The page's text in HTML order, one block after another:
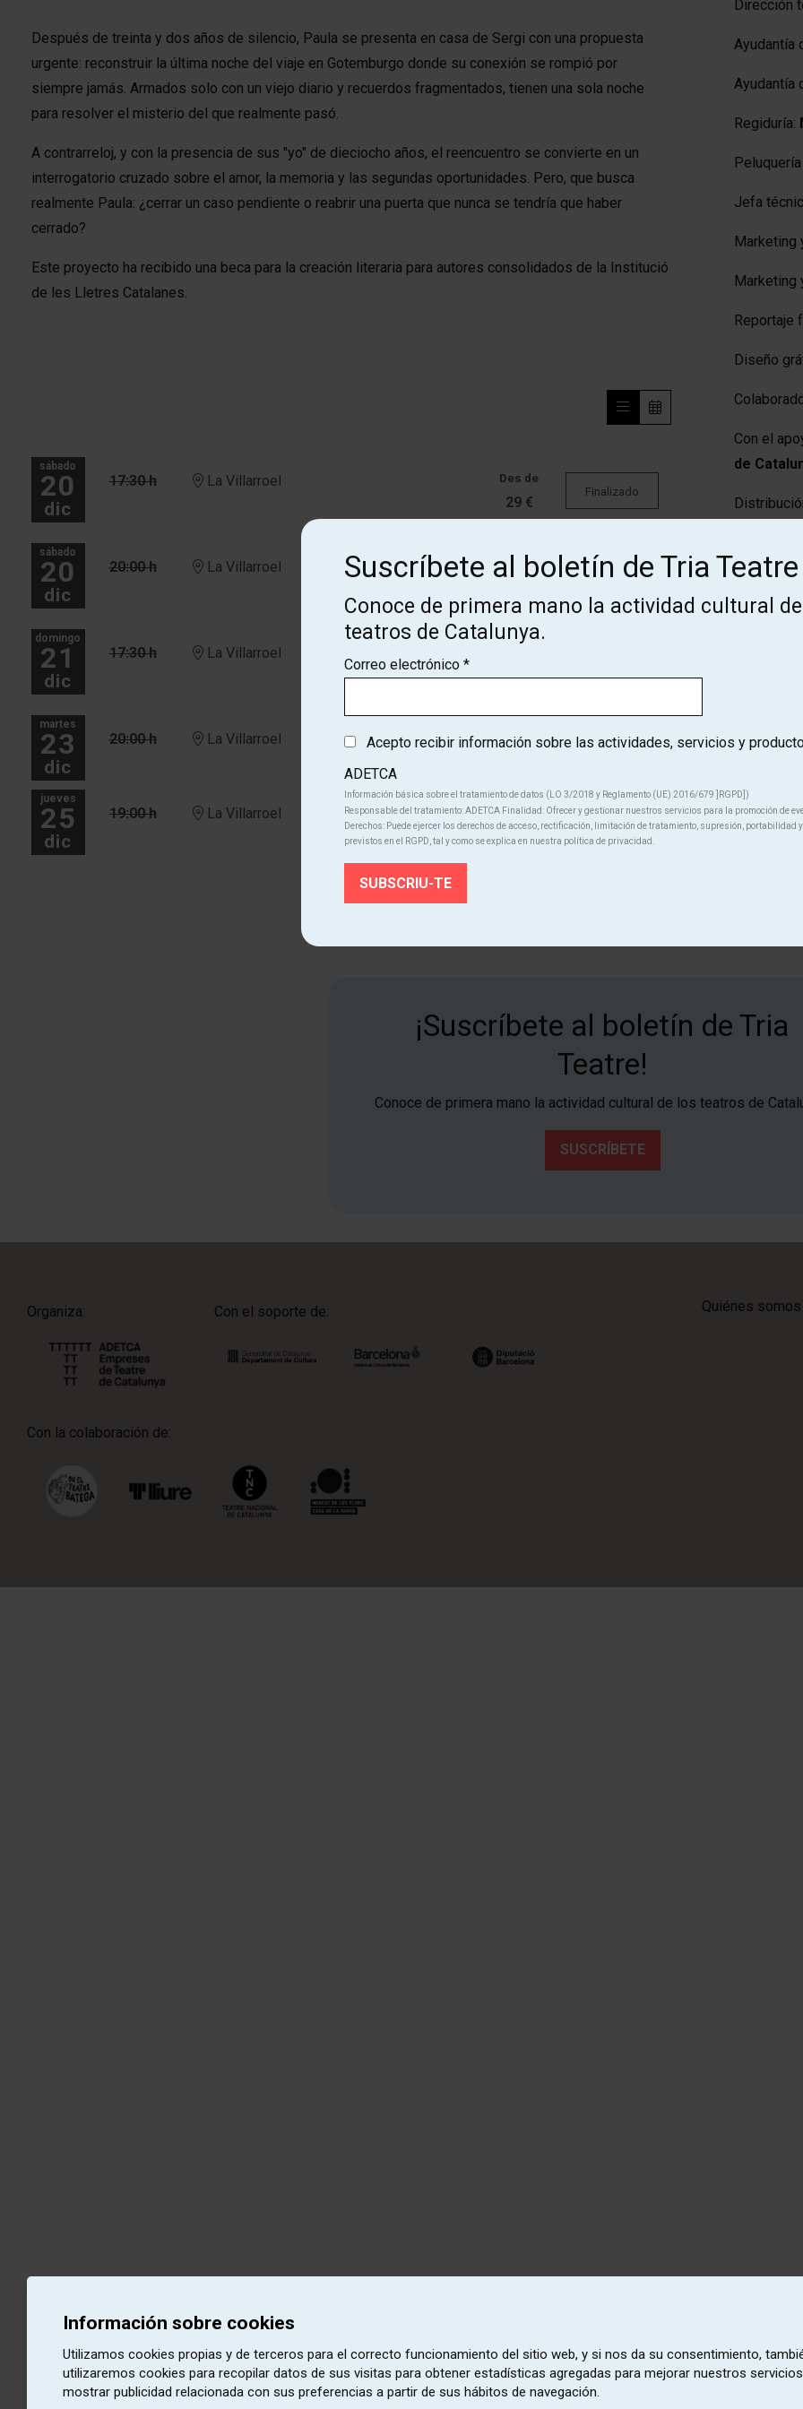
Dirección
Ayudantía
Ayudantía
Regiduría:
Jefa
Marketing
Marketing
Reportaje
Diseño
Con el
de
Después de treinta y dos años de silencio, Paula se presenta en casa de Sergi con una propuesta
urgente: reconstruir la última noche del viaje en Gotemburgo donde su conexión se rompió por
siempre jamás. Armados solo con un viejo diario y recuerdos fragmentados, tienen una sola noche
para resolver el misterio del que realmente pasó.
A contrarreloj, y con la presencia de sus "yo" de dieciocho años, el reencuentro se convierte en un
interrogatorio cruzado sobre el amor, la memoria y las segundas oportunidades. Pero, que busca
realmente Paula: ¿cerrar un caso pendiente o reabrir una puerta que nunca se tendría que haber
cerrado?
Este proyecto ha recibido una beca para la creación literaria para autores consolidados de la Institució
de les Lletres Catalanes.
sábado
20
dic
17:30 h La Villarroel Des de
29 €
Finalizado
sábado
20
dic
20:00 h La Villarroel Des de
Finalizado
domingo
21
dic
17:30 h La Villarroel
29 €
martes
23
dic
20:00 h La Villarroel
Gratuito Finalizado
jueves
25
dic
19:00 h La Villarroel Des de
21.75 €
Finalizado
Más fechas
¡Suscríbete al boletín de Tria
Teatre!
Conoce de primera mano la actividad cultural de los teatros de
SUSCRÍBETE
Organiza: Con el soporte de:
Con la colaboración de:
Quiénes somos
Suscríbete al boletín de Tria Teatre
Conoce de primera mano la actividad cultural
teatros de Catalunya.
Correo electrónico *
Acepto recibir información sobre las actividades, servicios y
ADETCA
Información básica sobre el tratamiento de datos (LO 3/2018 y Reglamento (UE) 2016/679 ]RGPD])
Responsable del tratamiento: ADETCA Finalidad: Ofrecer y gestionar nuestros servicios para la promoción de
Derechos: Puede ejercer los derechos de acceso, rectificación, limitación de tratamiento, supresión, portabilidad y
previstos en el RGPD, tal y como se explica en nuestra política de privacidad.
Información sobre cookies
Utilizamos cookies propias y de terceros para el correcto funcionamiento del sitio web, y si nos da su consentimiento,
utilizaremos cookies para recopilar datos de sus visitas para obtener estadísticas agregadas para mejorar nuestros
mostrar publicidad relacionada con sus preferencias a partir de sus hábitos de navegación.